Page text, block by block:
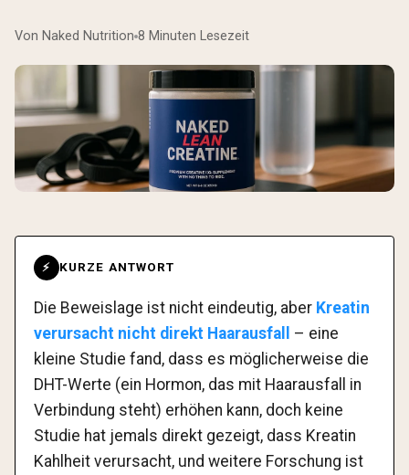
Von Naked Nutrition 8 Minuten Lesezeit
⚡ KURZE ANTWORT
Die Beweislage ist nicht eindeutig, aber Kreatin
verursacht nicht direkt Haarausfall
– eine
kleine Studie fand, dass es möglicherweise die
DHT-Werte (ein Hormon, das mit Haarausfall in
Verbindung steht) erhöhen kann, doch keine
Studie hat jemals direkt gezeigt, dass Kreatin
Kahlheit verursacht, und weitere Forschung ist